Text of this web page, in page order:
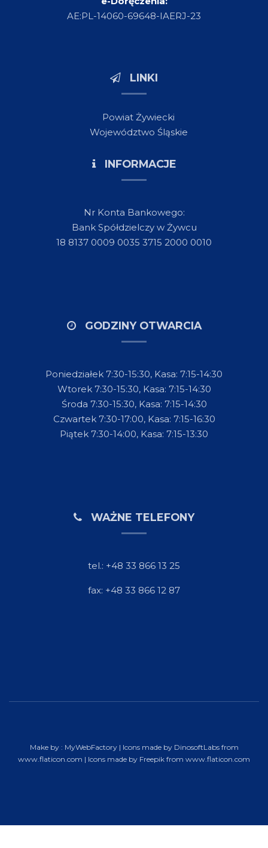
AE:PL-14060-69648-IAERJ-23
LINKI
Powiat Żywiecki
Województwo Śląskie
INFORMACJE
Nr Konta Bankowego:
Bank Spółdzielczy w Żywcu
18 8137 0009 0035 3715 2000 0010
GODZINY OTWARCIA
Poniedziałek 7:30-15:30, Kasa: 7:15-14:30
Wtorek 7:30-15:30, Kasa: 7:15-14:30
Środa 7:30-15:30, Kasa: 7:15-14:30
Czwartek 7:30-17:00, Kasa: 7:15-16:30
Piątek 7:30-14:00, Kasa: 7:15-13:30
WAŻNE TELEFONY
tel.: +48 33 866 13 25
fax: +48 33 866 12 87
Make by : MyWebFactory | Icons made by DinosoftLabsfrom
www.flaticon.com | Icons made by Freepik from www.flaticon.com